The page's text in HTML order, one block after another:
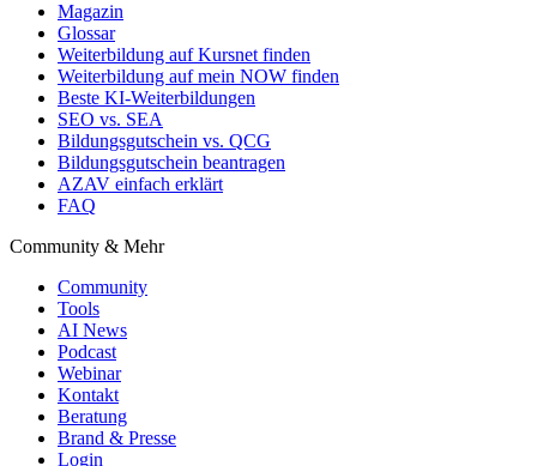
Magazin
Glossar
Weiterbildung auf Kursnet finden
Weiterbildung auf mein NOW finden
Beste KI-Weiterbildungen
SEO vs. SEA
Bildungsgutschein vs. QCG
Bildungsgutschein beantragen
AZAV einfach erklärt
FAQ
Community & Mehr
Community
Tools
AI News
Podcast
Webinar
Kontakt
Beratung
Brand & Presse
Login